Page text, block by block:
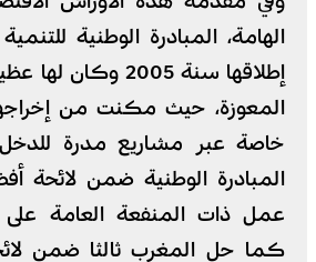
الهامة، المبادرة الوطنية
إطلاقها سنة 2005
المعوزة، حيث مكنت من
خاصة عبر مشاريع مدرة
المبادرة الوطنية ضمن لائحة
عمل ذات المنفعة العامة على
كما حل المغرب ثالثا ضمن